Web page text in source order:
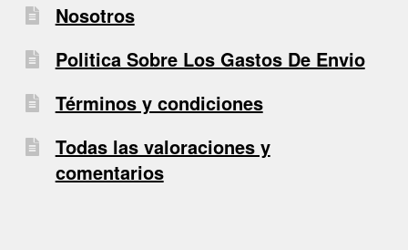
Nosotros
Politica Sobre Los Gastos De Envio
Términos y condiciones
Todas las valoraciones y
comentarios